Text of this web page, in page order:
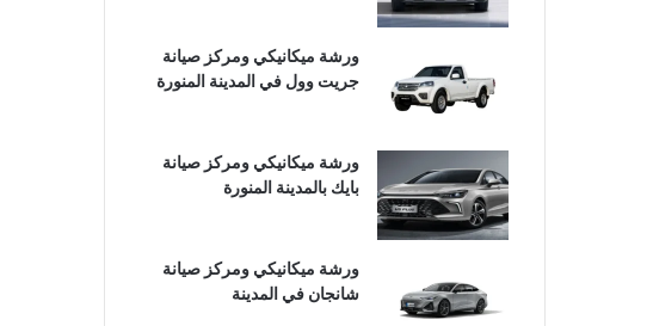
ورشة ميكانيكي ومركز صيانة
جريت وول في المدينة المنورة
ورشة ميكانيكي ومركز صيانة
بايك بالمدينة المنورة
ورشة ميكانيكي ومركز صيانة
شانجان في المدينة